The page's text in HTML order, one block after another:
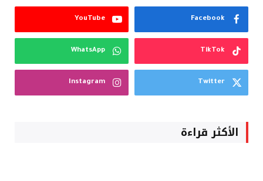
Facebook
YouTube
TikTok
WhatsApp
Twitter
Instagram
الأكثر قراءة